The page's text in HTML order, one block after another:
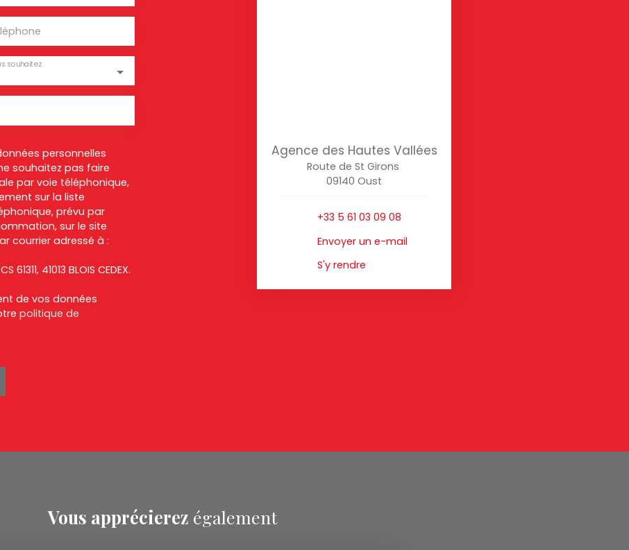
souhaitez
personnelles
souhaitez pas faire
par voie téléphonique,
sur la liste
prévu par
sur le site
courrier adressé à :
41013 BLOIS CEDEX.
de vos données
politique de
Agence des Hautes Vallées
Route de St Girons
09140 Oust
+33 5 61 03 09 08
Envoyer un e-mail
S'y rendre
Vous apprécierez également